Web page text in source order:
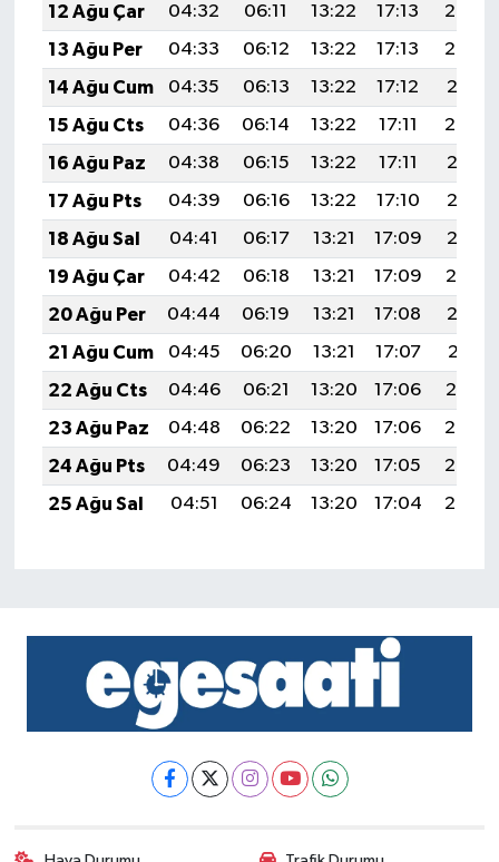
12 Ağu Çar
04:32 06:11 13:22 17:13
20:24
13 Ağu Per
04:33 06:12 13:22 17:13
20:23
14 Ağu Cum
04:35 06:13 13:22 17:12
20:21
15 Ağu Cts
04:36 06:14 13:22 17:11
20:20
16 Ağu Paz
04:38 06:15 13:22 17:11
20:18
17 Ağu Pts
04:39 06:16 13:22 17:10
20:17
18 Ağu Sal
04:41 06:17 13:21 17:09
20:15
19 Ağu Çar
04:42 06:18 13:21 17:09
20:14
20 Ağu Per
04:44 06:19 13:21 17:08
20:13
21 Ağu Cum
04:45 06:20 13:21 17:07
20:11
22 Ağu Cts
04:46 06:21 13:20 17:06
20:10
23 Ağu Paz
04:48 06:22 13:20 17:06
20:08
24 Ağu Pts
04:49 06:23 13:20 17:05
20:06
25 Ağu Sal
04:51 06:24 13:20 17:04 20:05